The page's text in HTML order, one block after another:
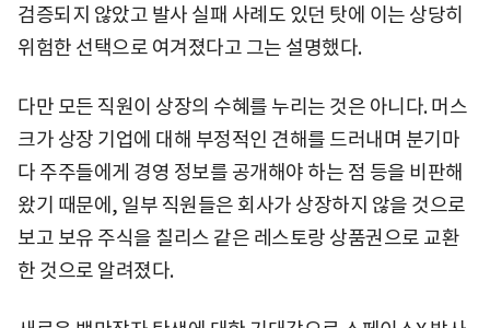
검증되지 않았고 발사 실패 사례도 있던 탓에 이는 상당히
위험한 선택으로 여겨졌다고 그는 설명했다.
다만 모든 직원이 상장의 수혜를 누리는 것은 아니다. 머스
크가 상장 기업에 대해 부정적인 견해를 드러내며 분기마
다 주주들에게 경영 정보를 공개해야 하는 점 등을 비판해
왔기 때문에, 일부 직원들은 회사가 상장하지 않을 것으로
보고 보유 주식을 칠리스 같은 레스토랑 상품권으로 교환
한 것으로 알려졌다.